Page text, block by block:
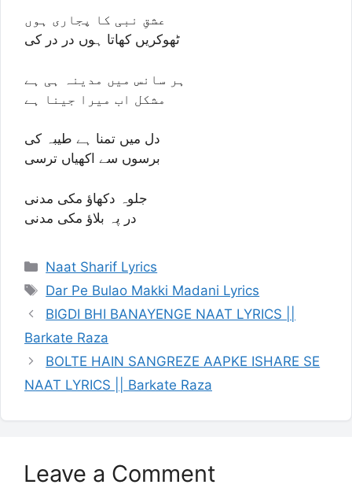
عشقِ نبی کا پجاری ہوں
ٹھوکریں کھاتا ہوں در در کی
ہر سانس میں مدینہ ہی ہے
مشکل اب میرا جینا ہے
دل میں تمنا ہے طیبہ کی
برسوں سے اکھیاں ترسی
جلوہ دکھاؤ مکی مدنی
در پہ بلاؤ مکی مدنی
Categories
Naat Sharif Lyrics
Tags
Dar Pe Bulao Makki Madani Lyrics
BIGDI BHI BANAYENGE NAAT LYRICS ||
Barkate Raza
BOLTE HAIN SANGREZE AAPKE ISHARE SE
NAAT LYRICS || Barkate Raza
Leave a Comment